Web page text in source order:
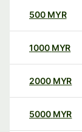
500 MYR
1000 MYR
2000 MYR
5000 MYR